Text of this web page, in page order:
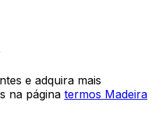
e adquira mais
na página termos Madeira